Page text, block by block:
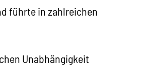
führte in zahlreichen
Unabhängigkeit